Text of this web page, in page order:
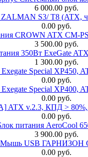
6 000.00 руб.
ZALMAN S3/ T8 (ATX,
0.00 руб.
CROWN ATX CM-
3 500.00 руб.
350Вт ExeGate
1 300.00 руб.
Special XP450,
0.00 руб.
Special XP400,
0.00 руб.
v.2.3, КПД >
0.00 руб.
питания AeroCool
3 900.00 руб.
Мышь USB ГАРНИЗОН
0.00 руб.